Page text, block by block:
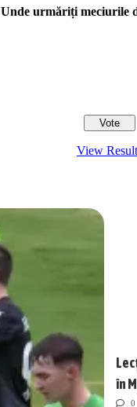
Unde urmăriți meciurile
View
în
0